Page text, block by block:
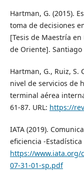
Hartman, G. (2015).
toma de decisiones
[Tesis de Maestría
de Oriente]. Santiago
Hartman, G., Ruiz, S.
nivel de servicios de
terminal aérea
61-87. URL: https://
IATA (2019).
eficiencia -
https://www.iata.org/
07-31-01-sp.pdf